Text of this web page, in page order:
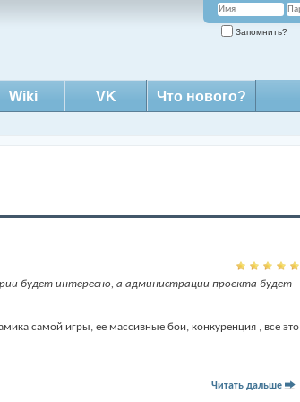
Запомнить?
Wiki VK Что нового?
будет интересно, а администрации проекта будет
самой игры, ее массивные бои, конкуренция , все это
Читать дальше